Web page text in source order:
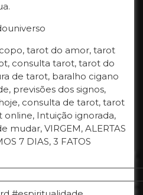
tarot do amor, tarot
consulta tarot, tarot do
de tarot, baralho cigano
previsões dos signos,
consulta de tarot, tarot
Intuição ignorada,
mudar, VIRGEM, ALERTAS
7 DIAS, 3 FATOS